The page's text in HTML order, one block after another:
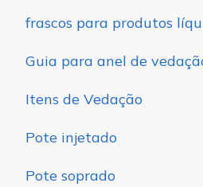
frascos para produtos
Guia para anel de
Itens de Vedação
Pote injetado
Pote soprado